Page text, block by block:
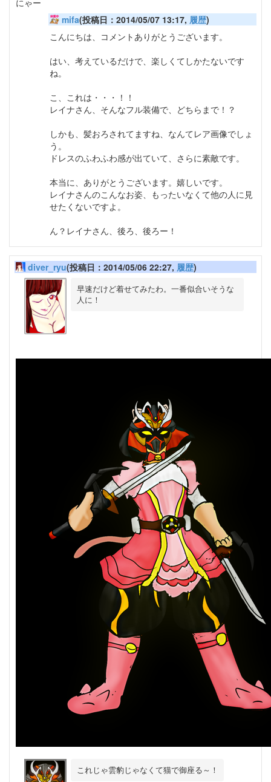
にゃー
mifa(投稿日：2014/05/07 13:17, 履歴)
こんにちは、コメントありがとうございます。
はい、考えているだけで、楽しくてしかたないです
ね。
こ、これは・・・！！
レイナさん、そんなフル装備で、どちらまで！？
しかも、髪おろされてますね、なんてレア画像でしょ
う。
ドレスのふわふわ感が出ていて、さらに素敵です。
本当に、ありがとうございます。嬉しいです。
レイナさんのこんなお姿、もったいなくて他の人に見
せたくないですよ。
ん？レイナさん、後ろ、後ろー！
diver_ryu(投稿日：2014/05/06 22:27, 履歴)
早速だけど着せてみたわ。一番似合いそうな